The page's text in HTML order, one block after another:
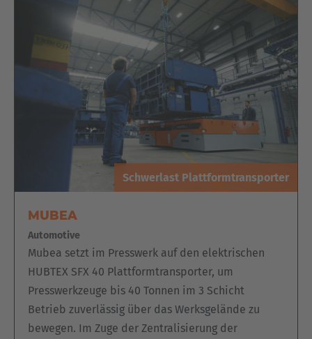
Schwerlast Plattformtransporter
MUBEA
Automotive
Mubea setzt im Presswerk auf den elektrischen
HUBTEX SFX 40 Plattformtransporter, um
Presswerkzeuge bis 40 Tonnen im 3 Schicht
Betrieb zuverlässig über das Werksgelände zu
bewegen. Im Zuge der Zentralisierung der